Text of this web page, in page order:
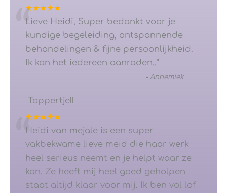
★★★★★
“Lieve Heidi, Super bedankt voor je
kundige begeleiding, ontspannende
behandelingen & fijne persoonlijkheid.
Ik kan het iedereen aanraden..”
- Annemiek
Toppertje!!
★★★★★
“Heidi van mejale is een super
vakbekwame lieve meid die haar werk
heel serieus neemt en je helpt waar ze
kan. Ze heeft mij heel goed geholpen
staat altijd klaar voor mij. Ik ben vol lof